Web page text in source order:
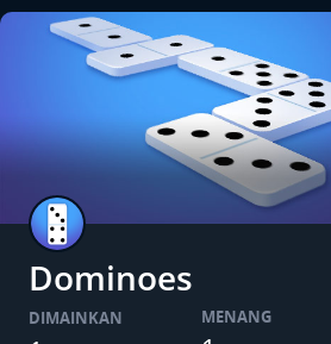
Dominoes
DIMAINKAN MENANG